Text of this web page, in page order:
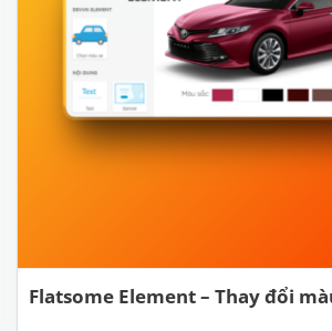
Flatsome Element – Thay đổi